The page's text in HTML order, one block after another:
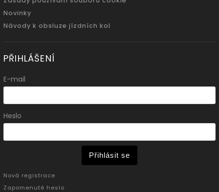
Novinky
Návody k obsluze jízdních kol
PŘIHLÁŠENÍ
E-mail
Heslo
Přihlásit se
Nová registrace
Zapomenuté heslo